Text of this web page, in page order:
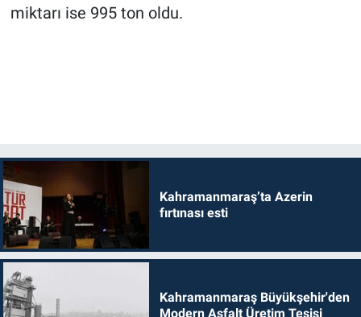
miktarı ise 995 ton oldu.
Kahramanmaraş’ta Azerin
fırtınası esti
Kahramanmaraş Büyükşehir'den
Modern Asfalt Üretim Tesisi